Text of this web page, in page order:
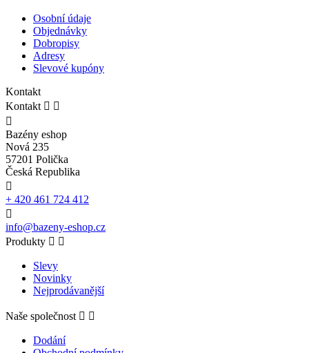
Osobní údaje
Objednávky
Dobropisy
Adresy
Slevové kupóny
Kontakt
Kontakt  

Bazény eshop
Nová 235
57201 Polička
Česká Republika

+ 420 461 724 412

info@bazeny-eshop.cz
Produkty  
Slevy
Novinky
Nejprodávanější
Naše společnost  
Dodání